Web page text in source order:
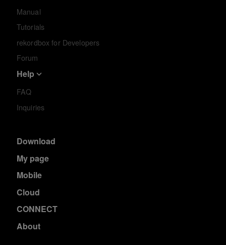
Manual
Tutorials
rekordbox for Developers
Forum
Help
FAQ
Inquiries
Download
My page
Mobile
Cloud
CONNECT
About